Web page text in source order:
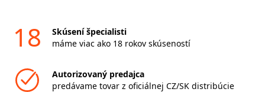
18
Skúsení špecialisti
máme viac ako 18 rokov skúseností
Autorizovaný predajca
predávame tovar z oficiálnej CZ/SK distribúcie